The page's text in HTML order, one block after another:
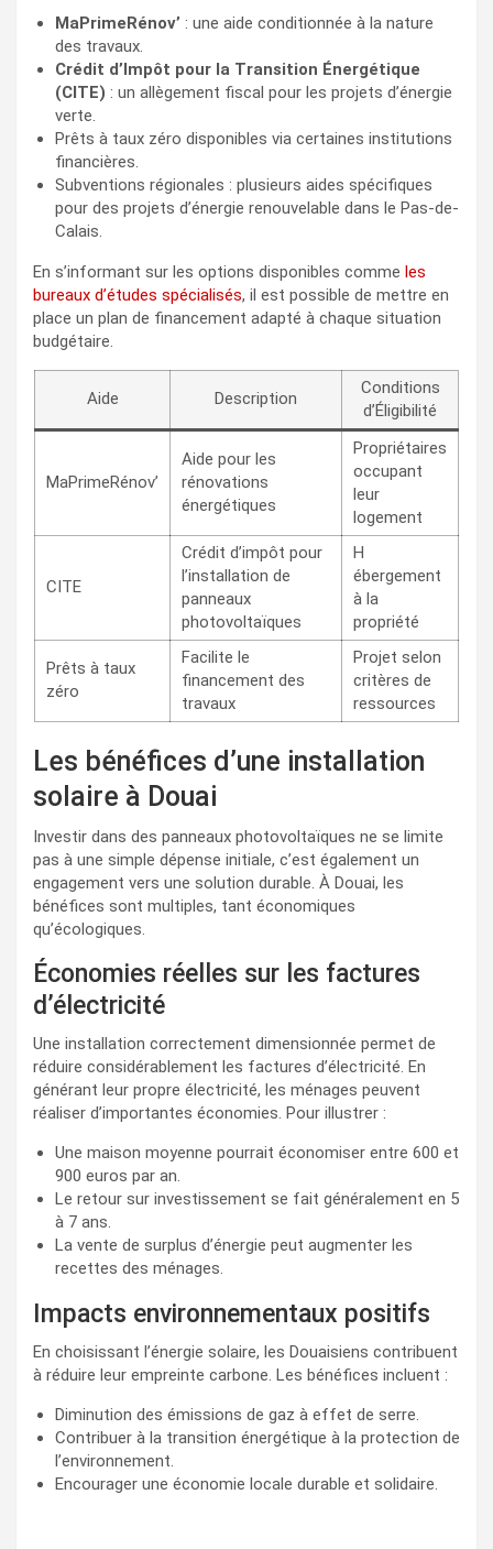
MaPrimeRénov’ : une aide conditionnée à la nature
des travaux.
Crédit d’Impôt pour la Transition Énergétique
(CITE) : un allègement fiscal pour les projets d’énergie
verte.
Prêts à taux zéro disponibles via certaines institutions
financières.
Subventions régionales : plusieurs aides spécifiques
pour des projets d’énergie renouvelable dans le Pas-de-
Calais.
En s’informant sur les options disponibles comme les
bureaux d’études spécialisés, il est possible de mettre en
place un plan de financement adapté à chaque situation
budgétaire.
Aide Description
Conditions
d’Éligibilité
MaPrimeRénov’
Aide pour les
rénovations
énergétiques
Propriétaires
occupant
leur
logement
CITE
Crédit d’impôt pour
l’installation de
panneaux
photovoltaïques
H
ébergement
à la
propriété
Prêts à taux
zéro
Facilite le
financement des
travaux
Projet selon
critères de
ressources
Les bénéfices d’une installation
solaire à Douai
Investir dans des panneaux photovoltaïques ne se limite
pas à une simple dépense initiale, c’est également un
engagement vers une solution durable. À Douai, les
bénéfices sont multiples, tant économiques
qu’écologiques.
Économies réelles sur les factures
d’électricité
Une installation correctement dimensionnée permet de
réduire considérablement les factures d’électricité. En
générant leur propre électricité, les ménages peuvent
réaliser d’importantes économies. Pour illustrer :
Une maison moyenne pourrait économiser entre 600 et
900 euros par an.
Le retour sur investissement se fait généralement en 5
à 7 ans.
La vente de surplus d’énergie peut augmenter les
recettes des ménages.
Impacts environnementaux positifs
En choisissant l’énergie solaire, les Douaisiens contribuent
à réduire leur empreinte carbone. Les bénéfices incluent :
Diminution des émissions de gaz à effet de serre.
Contribuer à la transition énergétique à la protection de
l’environnement.
Encourager une économie locale durable et solidaire.